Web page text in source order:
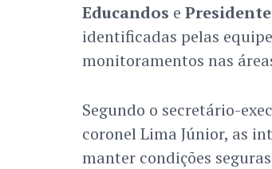
Educandos e
identificadas pelas
monitoramentos nas
Segundo o secretário-
coronel Lima Júnior, as
manter condições